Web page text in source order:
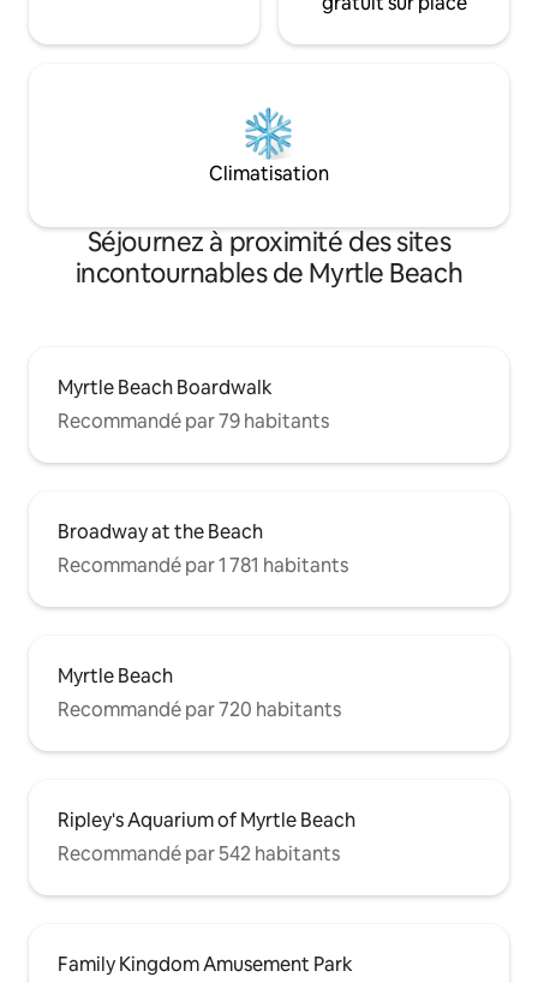
Climatisation
Séjournez à proximité des sites
incontournables de Myrtle Beach
Myrtle Beach Boardwalk
Recommandé par 79 habitants
Broadway at the Beach
Recommandé par 1 781 habitants
Myrtle Beach
Recommandé par 720 habitants
Ripley's Aquarium of Myrtle Beach
Recommandé par 542 habitants
Family Kingdom Amusement Park